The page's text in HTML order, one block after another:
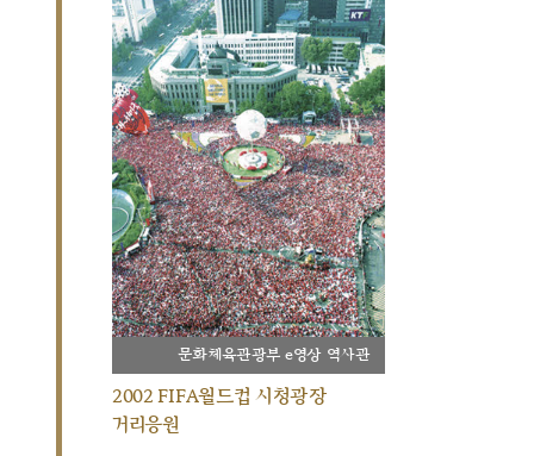
문화체육관광부 e영상 역사관
2002 FIFA월드컵 시청광장
거리응원